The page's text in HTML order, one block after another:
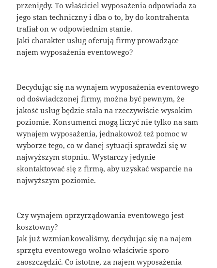
przenigdy. To właściciel wyposażenia odpowiada za
jego stan techniczny i dba o to, by do kontrahenta
trafiał on w odpowiednim stanie.
Jaki charakter usług oferują firmy prowadzące
najem wyposażenia eventowego?
Decydując się na wynajem wyposażenia eventowego
od doświadczonej firmy, można być pewnym, że
jakość usług będzie stała na rzeczywiście wysokim
poziomie. Konsumenci mogą liczyć nie tylko na sam
wynajem wyposażenia, jednakowoż też pomoc w
wyborze tego, co w danej sytuacji sprawdzi się w
najwyższym stopniu. Wystarczy jedynie
skontaktować się z firmą, aby uzyskać wsparcie na
najwyższym poziomie.
Czy wynajem oprzyrządowania eventowego jest
kosztowny?
Jak już wzmiankowaliśmy, decydując się na najem
sprzętu eventowego wolno właściwie sporo
zaoszczędzić. Co istotne, za najem wyposażenia